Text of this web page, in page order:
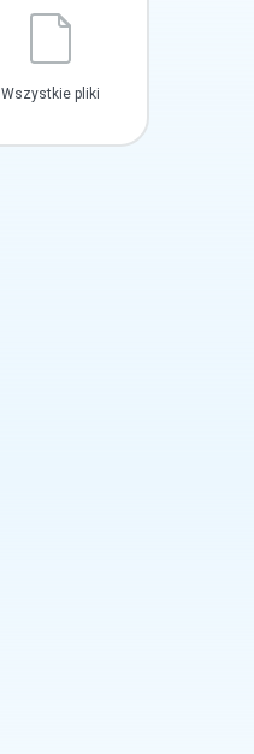
Wszystkie pliki